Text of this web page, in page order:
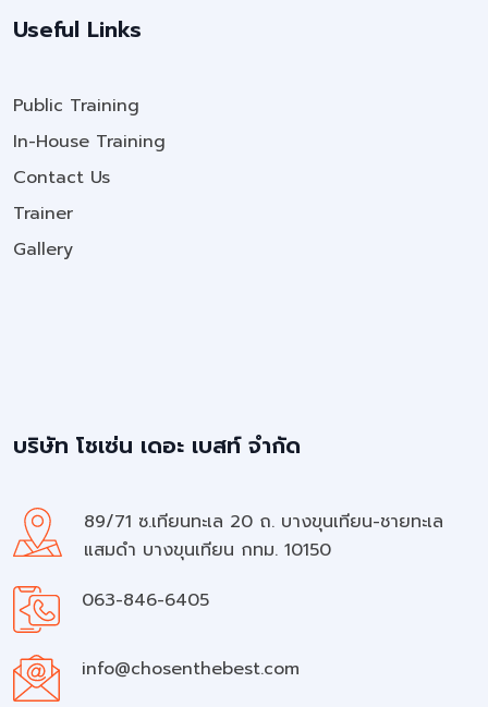
Useful Links
Public Training
In-House Training
Contact Us
Trainer
Gallery
บริษัท โชเซ่น เดอะ เบสท์ จำกัด
89/71 ซ.เทียนทะเล 20 ถ. บางขุนเทียน-ชายทะเล
แสมดำ บางขุนเทียน กทม. 10150
063-846-6405
info@chosenthebest.com